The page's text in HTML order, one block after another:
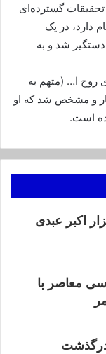
گسترده‌ای
دارد، در یک
شد و به
روح ا… (متهم به
و مشخص شد که او
است.
اکبر عبدی
معاصر با
درگذشت